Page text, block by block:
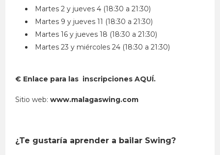
Martes 2 y jueves 4 (18:30 a 21:30)
Martes 9 y jueves 11 (18:30 a 21:30)
Martes 16 y jueves 18 (18:30 a 21:30)
Martes 23 y miércoles 24 (18:30 a 21:30)
€ Enlace para las inscripcionesAQUÍ.
Sitio web:www.malagaswing.com
¿Te gustaría aprender a bailar Swing?